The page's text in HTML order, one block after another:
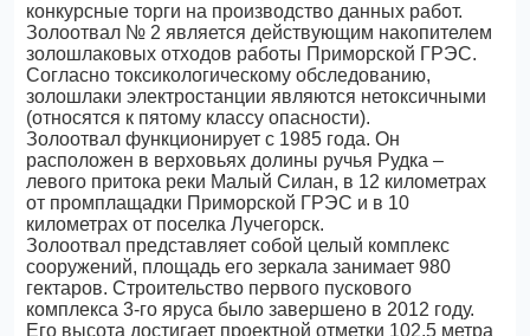
конкурсные торги на производство данных работ.
Золоотвал № 2 является действующим накопителем
золошлаковых отходов работы Приморской ГРЭС.
Согласно токсикологическому обследованию,
золошлаки электростанции являются нетоксичными
(относятся к пятому классу опасности).
Золоотвал функционирует с 1985 года. Он
расположен в верховьях долины ручья Рудка –
левого притока реки Малый Силан, в 12 километрах
от промплащадки Приморской ГРЭС и в 10
километрах от поселка Лучегорск.
Золоотвал представляет собой целый комплекс
сооружений, площадь его зеркала занимает 980
гектаров. Строительство первого пускового
комплекса 3-го яруса было завершено в 2012 году.
Его высота достигает проектной отметки 102,5 метра